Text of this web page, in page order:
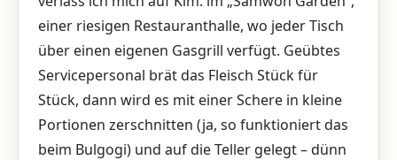
einer riesigen Restauranthalle, wo jeder Tisch
über einen eigenen Gasgrill verfügt. Geübtes
Servicepersonal brät das Fleisch Stück für
Stück, dann wird es mit einer Schere in kleine
Portionen zerschnitten (ja, so funktioniert das
beim Bulgogi) und auf die Teller gelegt – dünn